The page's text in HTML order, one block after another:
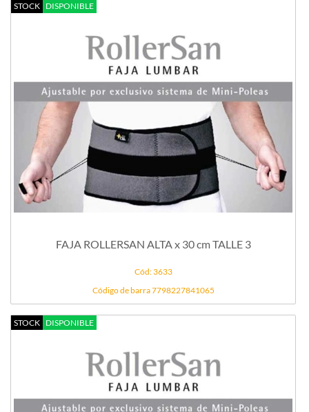
STOCK DISPONIBLE
FAJA ROLLERSAN ALTA x 30 cm TALLE 3
Cód: 3633
Código de barra 7798227841065
STOCK DISPONIBLE